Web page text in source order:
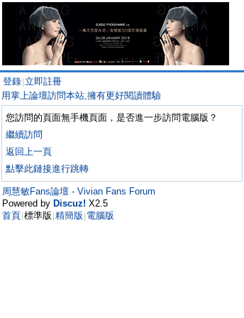
登錄 立即註冊
用掌上論壇訪問本站,擁有更好閱讀體驗
您訪問的頁面無手機頁面，是否進一步訪問電腦版？
繼續訪問
返回上一頁
點擊此鏈接進行跳轉
周慧敏Fans論壇 - Vivian Fans Forum
Powered by Discuz! X2.5
首頁 標準版 精簡版 電腦版